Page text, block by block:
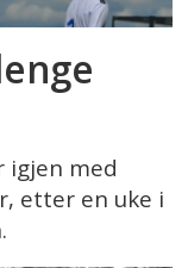
igjen med
etter en uke i